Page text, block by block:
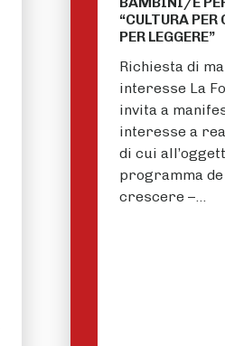
“CULTURA PER
PER LEGGERE”
Richiesta di
interesse La
invita a
interesse a
di cui
programma
crescere –…